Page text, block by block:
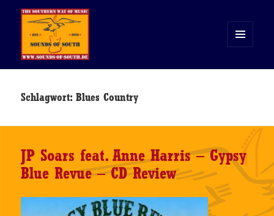
WIDGETS
Schlagwort:Blues Country
JP Soars feat. Anne Harris – Gypsy
Blue Revue – CD Review